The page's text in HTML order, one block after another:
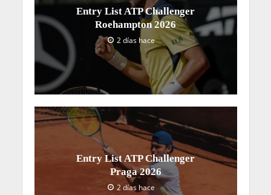
Entry List ATP Challenger
Roehampton 2026
2 días hace
Entry List ATP Challenger
Praga 2026
2 días hace